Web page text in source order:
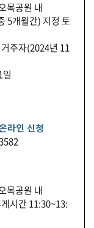
목공원 내
5개월간) 지정 토
주자(2024년 11
라인 신청
목공원 내
시간 11:30~13: